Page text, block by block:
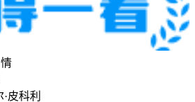
皮科利